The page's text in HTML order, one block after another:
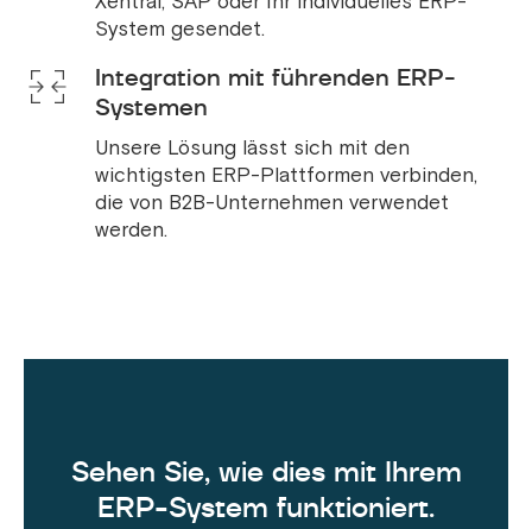
System gesendet.
Integration mit führenden ERP-
Systemen
Unsere Lösung lässt sich mit den
wichtigsten ERP-Plattformen verbinden,
die von B2B-Unternehmen verwendet
werden.
Sehen Sie, wie dies mit Ihrem
ERP-System funktioniert.